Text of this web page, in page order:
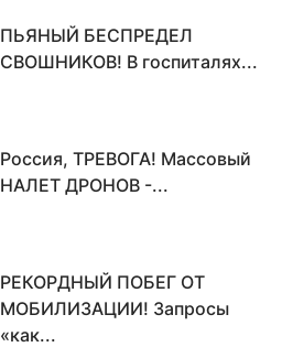
ПЬЯНЫЙ БЕСПРЕДЕЛ
СВОШНИКОВ! В госпиталях...
Россия, ТРЕВОГА! Массовый
НАЛЕТ ДРОНОВ -...
РЕКОРДНЫЙ ПОБЕГ ОТ
МОБИЛИЗАЦИИ! Запросы
«как...